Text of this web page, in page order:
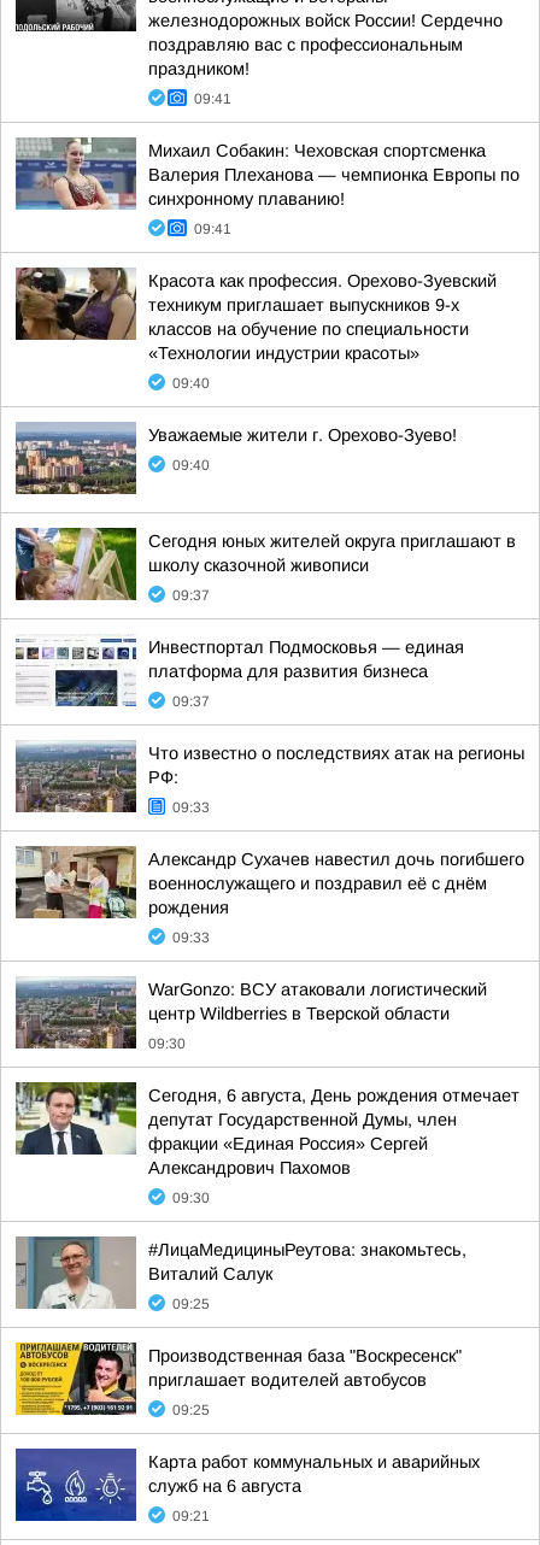
железнодорожных войск России! Сердечно
поздравляю вас с профессиональным
праздником!
09:41
Михаил Собакин: Чеховская спортсменка
Валерия Плеханова — чемпионка Европы по
синхронному плаванию!
09:41
Красота как профессия. Орехово-Зуевский
техникум приглашает выпускников 9-х
классов на обучение по специальности
«Технологии индустрии красоты»
09:40
Уважаемые жители г. Орехово-Зуево!
09:40
Сегодня юных жителей округа приглашают в
школу сказочной живописи
09:37
Инвестпортал Подмосковья — единая
платформа для развития бизнеса
09:37
Что известно о последствиях атак на регионы
РФ:
09:33
Александр Сухачев навестил дочь погибшего
военнослужащего и поздравил её с днём
рождения
09:33
WarGonzo: ВСУ атаковали логистический
центр Wildberries в Тверской области
09:30
Сегодня, 6 августа, День рождения отмечает
депутат Государственной Думы, член
фракции «Единая Россия» Сергей
Александрович Пахомов
09:30
#ЛицаМедициныРеутова: знакомьтесь,
Виталий Салук
09:25
Производственная база "Воскресенск"
приглашает водителей автобусов
09:25
Карта работ коммунальных и аварийных
служб на 6 августа
09:21